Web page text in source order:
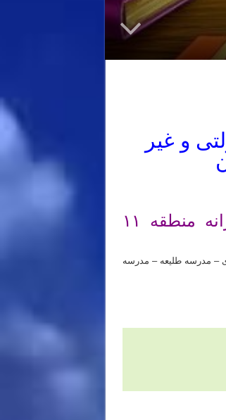
و غیر
مدارس دبیرستان متوسطه دوره دوم دولتی دخترانه منطقه ۱۱
– مدرسه طلیعه – مدرسه